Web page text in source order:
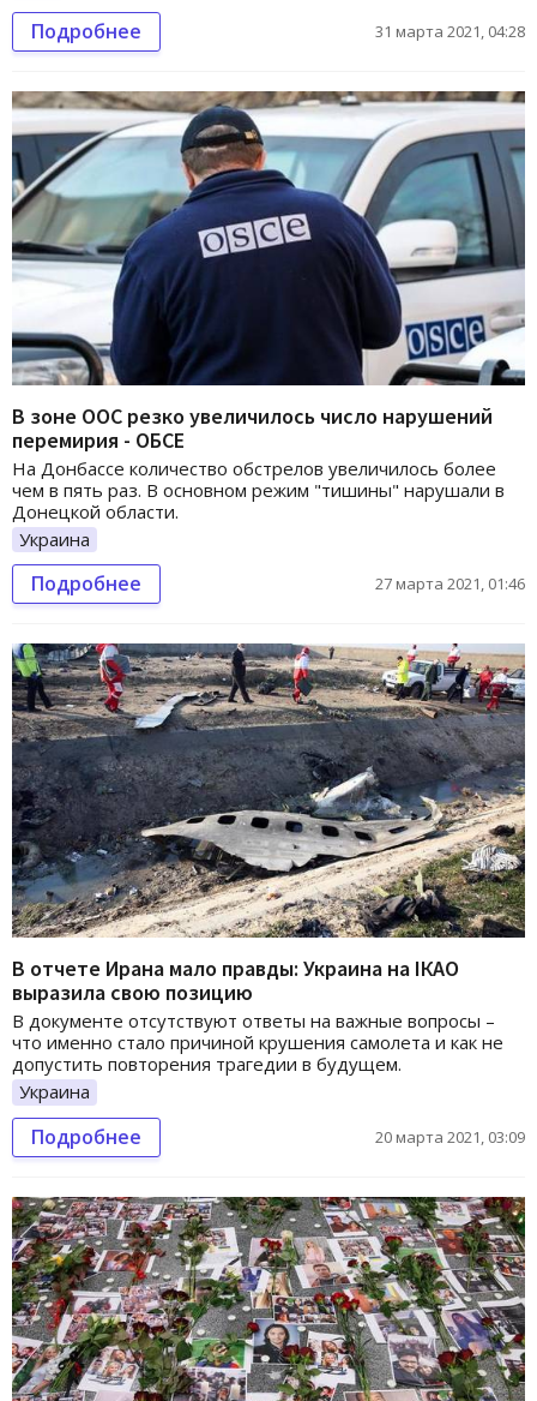
Подробнее 31 марта 2021, 04:28
В зоне ООС резко увеличилось число нарушений
перемирия - ОБСЕ
На Донбассе количество обстрелов увеличилось более
чем в пять раз. В основном режим "тишины" нарушали в
Донецкой области.
Украина
Подробнее 27 марта 2021, 01:46
В отчете Ирана мало правды: Украина на ІКАО
выразила свою позицию
В документе отсутствуют ответы на важные вопросы –
что именно стало причиной крушения самолета и как не
допустить повторения трагедии в будущем.
Украина
Подробнее 20 марта 2021, 03:09